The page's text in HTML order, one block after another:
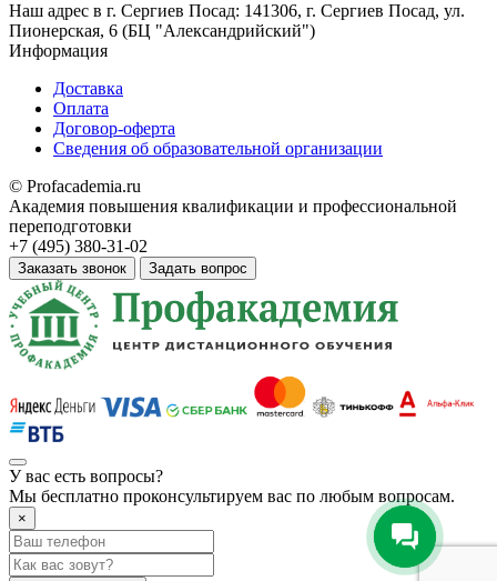
Наш адрес в г. Сергиев Посад: 141306, г. Сергиев Посад, ул.
Пионерская, 6 (БЦ "Александрийский")
Информация
Доставка
Оплата
Договор-оферта
Сведения об образовательной организации
© Profacademia.ru
Академия повышения квалификации и профессиональной
переподготовки
+7 (495) 380-31-02
Заказать звонок Задать вопрос
У вас есть вопросы?
Мы бесплатно проконсультируем вас по любым вопросам.
×